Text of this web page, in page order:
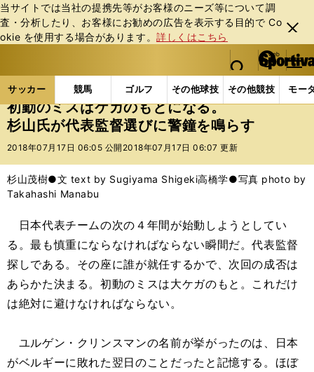
当サイトでは当社の提携先等がお客様のニーズ等について調
査・分析したり、お客様にお勧めの広告を表⽰する⽬的で Co
okie を使⽤する場合があります。詳しくはこちら
閉じ
る
web Sportiva (webスポルティーバ)
検索
マイペ
ー
ジ
メニュ
サッカー 競馬 ゴルフ その他球技 その他競技 モー
ス
ポ
ル
バ
サッカーの記事一覧 サッカー代表 日本代表 初
初動のミスはケガのもとになる。
杉山氏が代表監督選びに警鐘を鳴らす
2018年07月17日 06:05 公開 2018年07月17日 06:07 更新
杉山茂樹●文 text by Sugiyama Shigeki高橋学●写真 photo by
Takahashi Manabu
日本代表チームの次の４年間が始動しようとしてい
る。最も慎重にならなければならない瞬間だ。代表監督
探しである。その座に誰が就任するかで、次回の成否は
あらかた決まる。初動のミスは大ケガのもと。これだけ
は絶対に避けなければならない。
ユルゲン・クリンスマンの名前が挙がったのは、日本
がベルギーに敗れた翌日のことだったと記憶する。ほぼ